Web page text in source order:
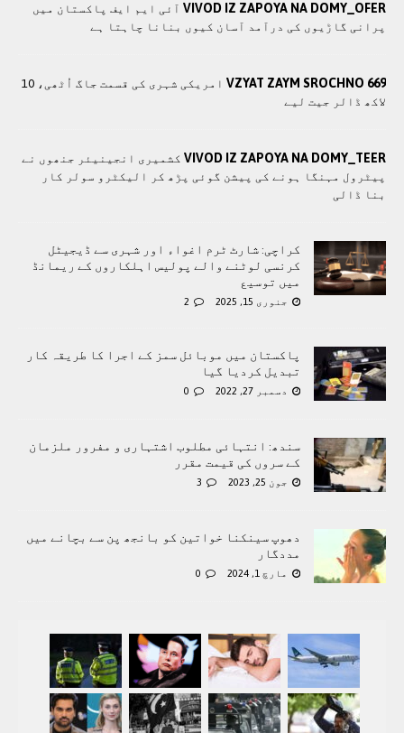
VIVOD IZ ZAPOYA NA DOMY_OFER آئی ایم ایف پاکستان میں
پرانی گاڑیوں کی درآمد آسان کیوں بنانا چاہتا ہے
VZYAT ZAYM SROCHNO 669
امریکی شہری کی قسمت جاگ اُٹھی، 10
لاکھ ڈالر جیت لیے
VIVOD IZ ZAPOYA NA DOMY_TEER کشمیری انجینیئر جنھوں نے
پیٹرول مہنگا ہونے کی پیشن گوئی پڑھ کر الیکٹرو سولر کار
بنا ڈالی
کراچی: شارٹ ٹرم اغواء اور شہری سے ڈیجیٹل
کرنسی لوٹنے والے پولیس اہلکاروں کے ریمانڈ
میں توسیع
جنوری 15, 2025 2
پاکستان میں موبائل سمز کے اجرا کا طریقہ کار
تبدیل کردیا گیا
دسمبر 27, 2022 0
سندھ: انتہائی مطلوب اشتہاری و مفرور ملزمان
کے سروں کی قیمت مقرر
جون 25, 2023 3
دھوپ سینکنا خواتین کو بانجھ پن سے بچانے میں
مددگار
مارچ 1, 2024 0